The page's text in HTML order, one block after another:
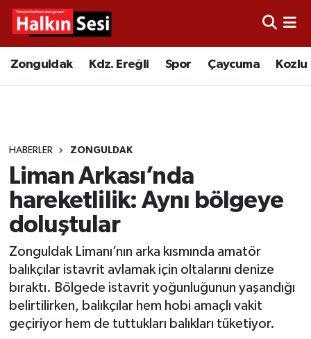
Zonguldak Kdz. Ereğli Spor Çaycuma Kozlu
HABERLER ZONGULDAK
Liman Arkası’nda
hareketlilik: Aynı bölgeye
doluştular
Zonguldak Limanı’nın arka kısmında amatör
balıkçılar istavrit avlamak için oltalarını denize
bıraktı. Bölgede istavrit yoğunluğunun yaşandığı
belirtilirken, balıkçılar hem hobi amaçlı vakit
geçiriyor hem de tuttukları balıkları tüketiyor.
Video
Çaycuma
Alaplı
Asayiş
Bartın
Karabük
Merkez Hava Durumu
Tüm Manşetler
Son Dakika Haberleri
Haber Arşivi